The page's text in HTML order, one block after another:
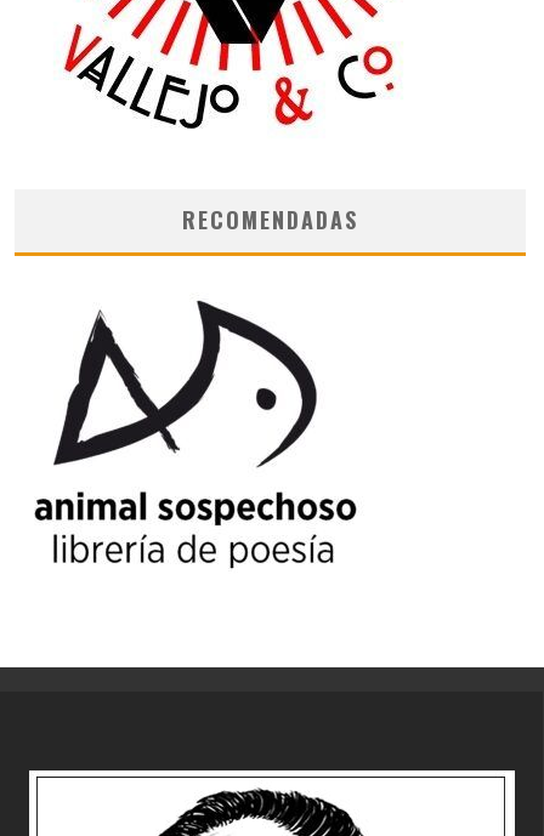
RECOMENDADAS